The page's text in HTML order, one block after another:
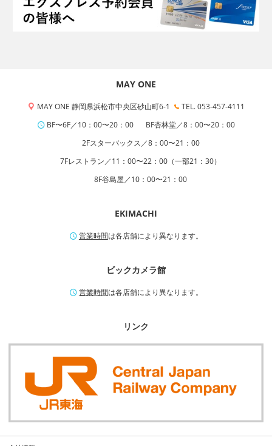
MAY ONE
MAY ONE 静岡県浜松市中央区砂山町6-1
TEL. 053-457-4111
BF〜6F／10：00〜20：00
BF杏林堂／8：00〜20：00
2Fスターバックス／8：00〜21：00
7Fレストラン／11：00〜22：00（一部21：30）
8F谷島屋／10：00〜21：00
EKIMACHI
営業時間は各店舗により異なります。
ビックカメラ館
営業時間は各店舗により異なります。
リンク